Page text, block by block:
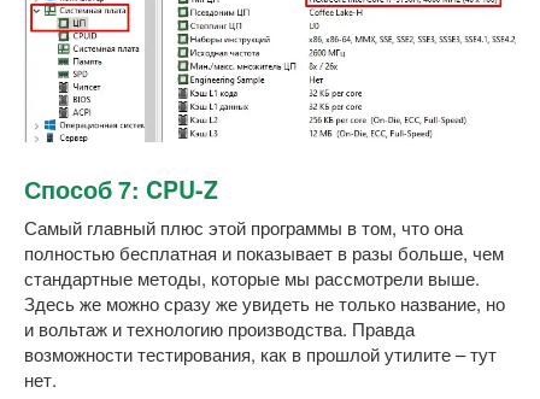
Способ 7: CPU-Z
Самый главный плюс этой программы в том, что она
полностью бесплатная и показывает в разы больше, чем
стандартные методы, которые мы рассмотрели выше.
Здесь же можно сразу же увидеть не только название, но
и вольтаж и технологию производства. Правда
возможности тестирования, как в прошлой утилите – тут
нет.